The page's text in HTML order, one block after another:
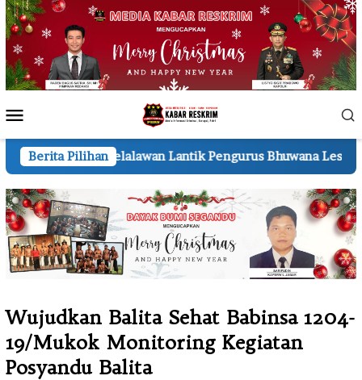
Loncat
ke
konten
Mobile
Berita Pilihan
Lantik Pengurus Bhuwana Lestari SMAN 1 Pkl
Wujudkan Balita Sehat Babinsa 1204-
19/Mukok Monitoring Kegiatan
Posyandu Balita